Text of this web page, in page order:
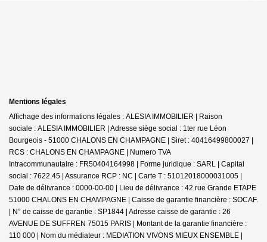
Mentions légales
Affichage des informations légales : ALESIA IMMOBILIER | Raison
sociale : ALESIA IMMOBILIER | Adresse siège social : 1ter rue Léon
Bourgeois - 51000 CHALONS EN CHAMPAGNE | Siret : 40416499800027 |
RCS : CHALONS EN CHAMPAGNE | Numero TVA
Intracommunautaire : FR50404164998 | Forme juridique : SARL | Capital
social : 7622.45 | Assurance RCP : NC | Carte T : 51012018000031005 |
Date de délivrance : 0000-00-00 | Lieu de délivrance : 42 rue Grande ETAPE
51000 CHALONS EN CHAMPAGNE | Caisse de garantie financière : SOCAF.
| N° de caisse de garantie : SP1844 | Adresse caisse de garantie : 26
AVENUE DE SUFFREN 75015 PARIS | Montant de la garantie financière :
110 000 | Nom du médiateur : MEDIATION VIVONS MIEUX ENSEMBLE |